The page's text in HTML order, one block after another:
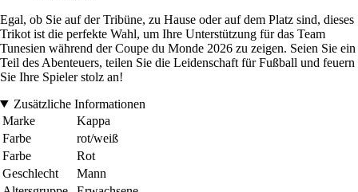
Egal, ob Sie auf der Tribüne, zu Hause oder auf dem Platz sind, dieses
Trikot ist die perfekte Wahl, um Ihre Unterstützung für das Team
Tunesien während der Coupe du Monde 2026 zu zeigen. Seien Sie ein
Teil des Abenteuers, teilen Sie die Leidenschaft für Fußball und feuern
Sie Ihre Spieler stolz an!
Zusätzliche Informationen
Marke
Kappa
Farbe
rot/weiß
Farbe
Rot
Geschlecht
Mann